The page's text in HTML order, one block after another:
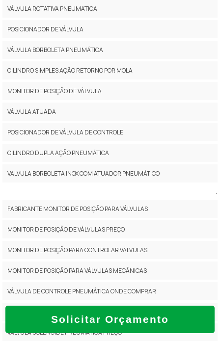
Solicitar Orçamento
VÁLVULA ROTATIVA PNEUMATICA
POSICIONADOR DE VÁLVULA
VÁLVULA BORBOLETA PNEUMÁTICA
CILINDRO SIMPLES AÇÃO RETORNO POR MOLA
MONITOR DE POSIÇÃO DE VÁLVULA
VÁLVULA ATUADA
POSICIONADOR DE VÁLVULA DE CONTROLE
CILINDRO DUPLA AÇÃO PNEUMÁTICA
VALVULA BORBOLETA INOX COM ATUADOR PNEUMÁTICO
.
FABRICANTE MONITOR DE POSIÇÃO PARA VÁLVULAS
MONITOR DE POSIÇÃO DE VÁLVULAS PREÇO
MONITOR DE POSIÇÃO PARA CONTROLAR VÁLVULAS
MONITOR DE POSIÇÃO PARA VÁLVULAS MECÂNICAS
VÁLVULA DE CONTROLE PNEUMÁTICA ONDE COMPRAR
VÁLVULA SOLENÓIDE PNEUMÁTICA PREÇO